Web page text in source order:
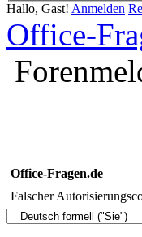
Hallo, Gast! Anmelden
Office-
Office-Fragen.de
Falscher